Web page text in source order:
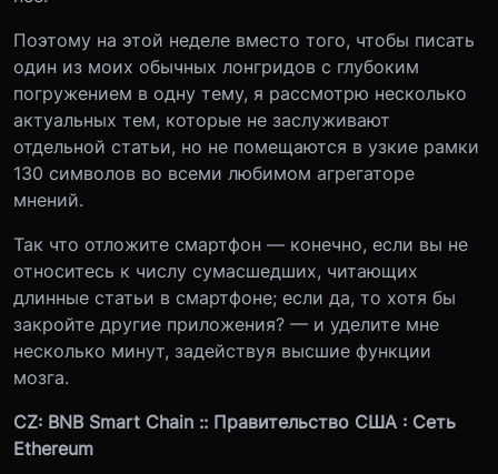
Поэтому на этой неделе вместо того, чтобы писать
один из моих обычных лонгридов с глубоким
погружением в одну тему, я рассмотрю несколько
актуальных тем, которые не заслуживают
отдельной статьи, но не помещаются в узкие рамки
130 символов во всеми любимом агрегаторе
мнений.
Так что отложите смартфон — конечно, если вы не
относитесь к числу сумасшедших, читающих
длинные статьи в смартфоне; если да, то хотя бы
закройте другие приложения? — и уделите мне
несколько минут, задействуя высшие функции
мозга.
CZ: BNB Smart Chain :: Правительство США : Сеть
Ethereum